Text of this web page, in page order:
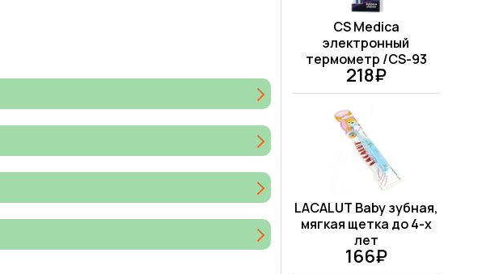
CS Medica
электронный
термометр /CS-93
218₽
LACALUT Baby зубная,
мягкая щетка до 4-х
лет
166₽